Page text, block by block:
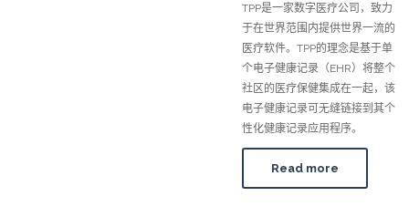
TPP是一家数字医疗公司，致力
于在世界范围内提供世界一流的
医疗软件。TPP的理念是基于单
个电子健康记录（EHR）将整个
社区的医疗保健集成在一起，该
电子健康记录可无缝链接到其个
性化健康记录应用程序。
Read more